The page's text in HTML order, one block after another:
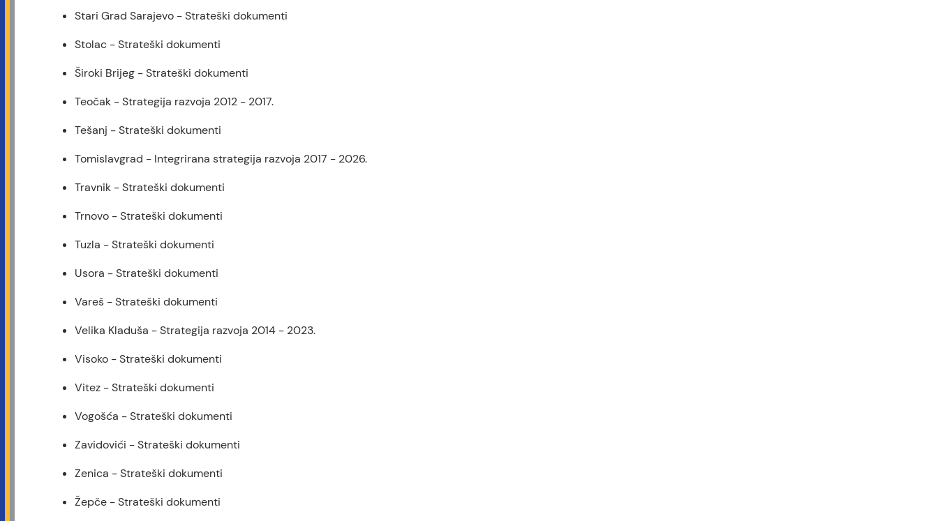
Stari Grad Sarajevo - Strateški dokumenti
Stolac - Strateški dokumenti
Široki Brijeg - Strateški dokumenti
Teočak - Strategija razvoja 2012 - 2017.
Tešanj - Strateški dokumenti
Tomislavgrad - Integrirana strategija razvoja 2017 - 2026.
Travnik - Strateški dokumenti
Trnovo - Strateški dokumenti
Tuzla - Strateški dokumenti
Usora - Strateški dokumenti
Vareš - Strateški dokumenti
Velika Kladuša - Strategija razvoja 2014 - 2023.
Visoko - Strateški dokumenti
Vitez - Strateški dokumenti
Vogošća - Strateški dokumenti
Zavidovići - Strateški dokumenti
Zenica - Strateški dokumenti
Žepče - Strateški dokumenti